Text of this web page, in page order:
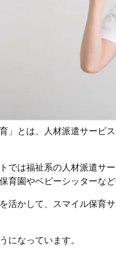
」とは、人材派遣サービ
では福祉系の人材派遣サ
育園やベビーシッターな
活かして、スマイル保育
になっています。